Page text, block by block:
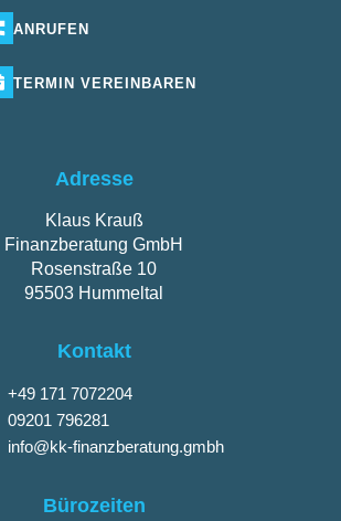
ANRUFEN
TERMIN VEREINBAREN
Adresse
Klaus Krauß
Finanzberatung GmbH
Rosenstraße 10
95503 Hummeltal
Kontakt
+49 171 7072204
09201 796281
info@kk-finanzberatung.gmbh
Bürozeiten